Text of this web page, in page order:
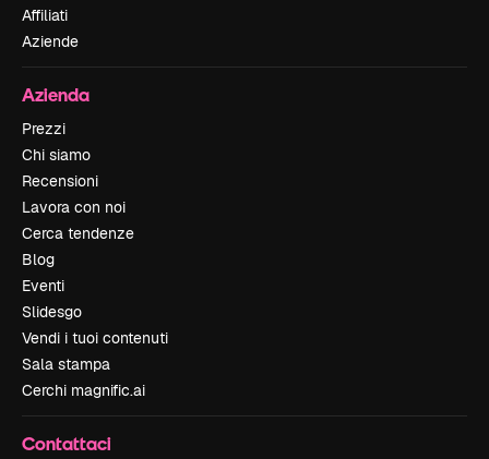
Affiliati
Aziende
Azienda
Prezzi
Chi siamo
Recensioni
Lavora con noi
Cerca tendenze
Blog
Eventi
Slidesgo
Vendi i tuoi contenuti
Sala stampa
Cerchi magnific.ai
Contattaci